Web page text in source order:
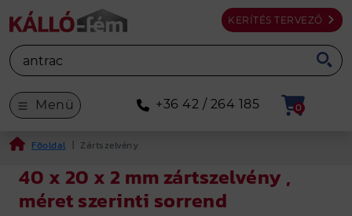
KERÍTÉS TERVEZŐ
Menü +36 42 / 264 185 0
Főoldal | Zártszelvény
40 x 20 x 2 mm zártszelvény ,
méret szerinti sorrend